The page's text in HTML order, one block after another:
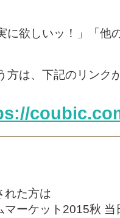
に欲しいッ！」「他
方は、下記のリンク
れた方は
マーケット2015秋